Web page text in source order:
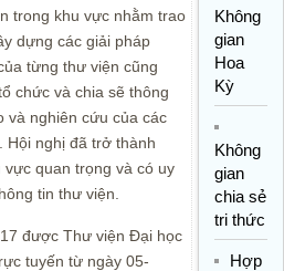
trong khu vực nhằm trao
dựng các giải pháp
từng thư viện cũng
chức và chia sẽ thông
và nghiên cứu của các
nghị đã trở thành
quan trọng và có uy
tin thư viện.
được Thư viện Đại học
tuyến từ ngày 05-
Không
gian
Hoa
Kỳ
Không
gian
chia sẻ
tri thức
Hợp